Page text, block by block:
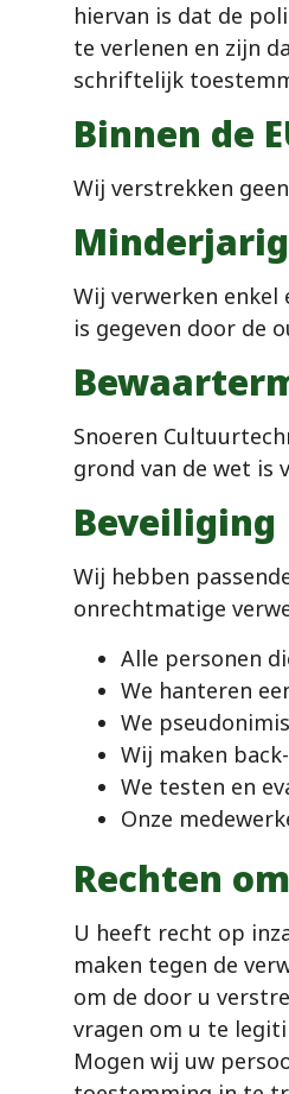
hiervan is dat de
te verlenen en zijn
schriftelijk
Binnen de
Wij verstrekken
Wij verwerken
is gegeven door de
Snoeren
grond van de wet is
Beveiliging
Wij hebben
onrechtmatige
Alle personen
We hanteren
We
Wij maken
We testen en
Onze
Rechten
U heeft recht op
maken tegen de
om de door u
vragen om u te
Mogen wij uw